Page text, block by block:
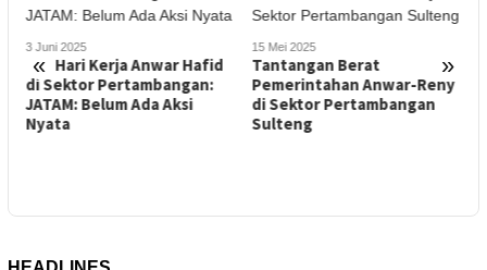
« »
3 Juni 2025
100 Hari Kerja Anwar Hafid
di Sektor Pertambangan:
JATAM: Belum Ada Aksi
Nyata
15 Mei 2025
Tantangan Berat
Pemerintahan Anwar-Reny
di Sektor Pertambangan
Sulteng